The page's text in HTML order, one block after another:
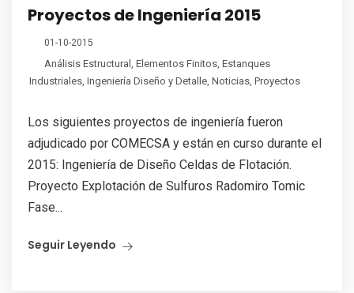
Proyectos de Ingeniería 2015
01-10-2015
Análisis Estructural Elementos Finitos Estanques
Industriales Ingeniería Diseño y Detalle Noticias Proyectos
Los siguientes proyectos de ingeniería fueron
adjudicado por COMECSA y están en curso durante el
2015: Ingeniería de Diseño Celdas de Flotación.
Proyecto Explotación de Sulfuros Radomiro Tomic
Fase...
Seguir Leyendo